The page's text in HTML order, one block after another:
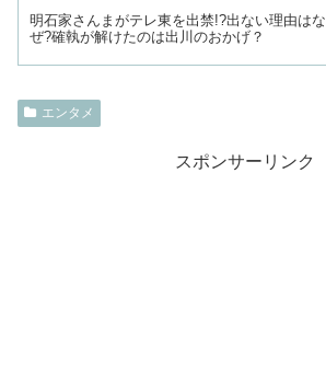
明石家さんまがテレ東を出禁!?出ない理由はな
ぜ?確執が解けたのは出川のおかげ？
エンタメ
スポンサーリンク